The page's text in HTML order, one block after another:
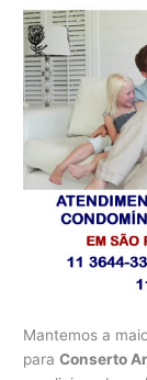
Mantemos a
paraConserto